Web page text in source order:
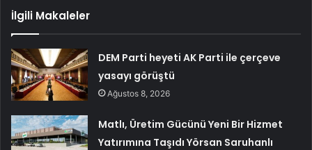
İlgili Makaleler
DEM Parti heyeti AK Parti ile çerçeve
yasayı görüştü
Ağustos 8, 2026
Matlı, Üretim Gücünü Yeni Bir Hizmet
Yatırımına Taşıdı Yörsan Saruhanlı